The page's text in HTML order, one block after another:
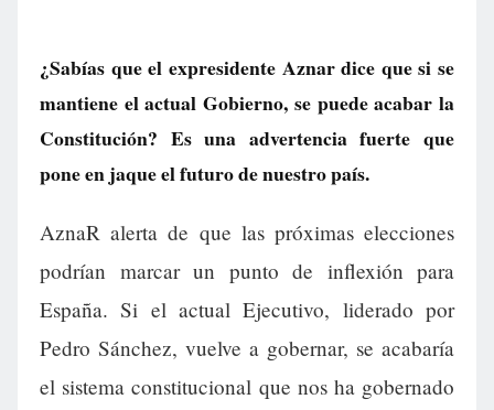
¿Sabías que el expresidente Aznar dice que si se
mantiene el actual Gobierno, se puede acabar la
Constitución? Es una advertencia fuerte que
pone en jaque el futuro de nuestro país.
AznaR alerta de que las próximas elecciones
podrían marcar un punto de inflexión para
España. Si el actual Ejecutivo, liderado por
Pedro Sánchez, vuelve a gobernar, se acabaría
el sistema constitucional que nos ha gobernado